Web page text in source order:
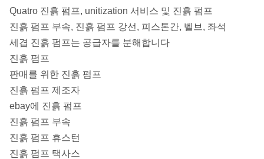
Quatro 진흙 펌프, unitization 서비스 및 진흙 펌프
진흙 펌프 부속, 진흙 펌프 강선, 피스톤간, 벨브, 좌석
세겹 진흙 펌프는 공급자를 분해합니다
진흙 펌프
판매를 위한 진흙 펌프
진흙 펌프 제조자
ebay에 진흙 펌프
진흙 펌프 부속
진흙 펌프 휴스턴
진흙 펌프 택사스